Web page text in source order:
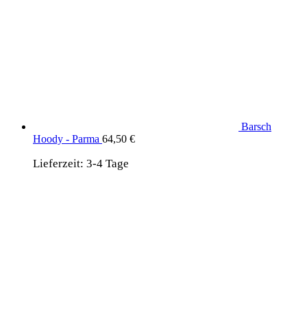
Barsch
Hoody - Parma 64,50 €
Lieferzeit: 3-4 Tage